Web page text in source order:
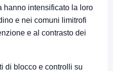
hanno intensificato la loro
e nei comuni limitrofi
e al contrasto dei
di blocco e controlli su